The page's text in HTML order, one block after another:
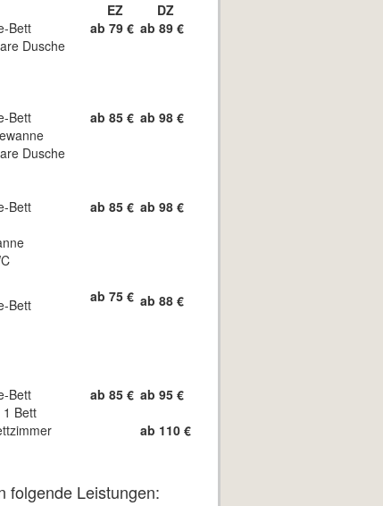
EZ DZ
Bett
Dusche
ab 79 € ab 89 €
Bett
Dusche
ab 85 € ab 98 €
Bett
ab 85 € ab 98 €
Bett
ab 75 € ab 88 €
Bett
Bett
ab 85 € ab 95 €
ab 110 €
folgende Leistungen: